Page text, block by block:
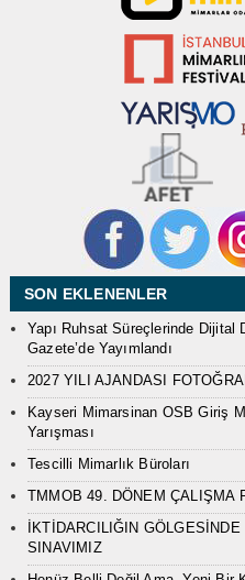
SON EKLENENLER
Yapı Ruhsat Süreçlerinde
Gazete’de Yayımlandı
2027 YILI AJANDASI
Kayseri Mimarsinan OSB Giriş
Yarışması
Tescilli Mimarlık Büroları
TMMOB 49. DÖNEM ÇALIŞMA
İKTİDARCILIĞIN
SINAVIMIZ